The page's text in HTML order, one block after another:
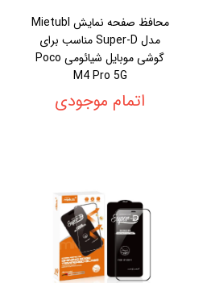
محافظ صفحه نمایش Mietubl
مدل Super-D مناسب برای
گوشی موبایل شیائومی Poco
M4 Pro 5G
اتمام موجودی